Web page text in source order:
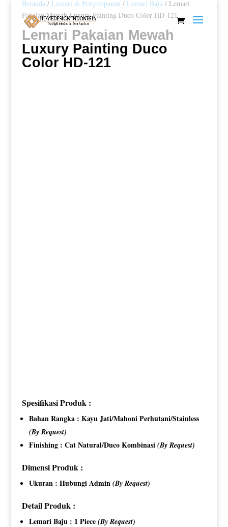
Beranda/ Lemari & Penyimpanan / Lemari Baju / Lemari
Pakaian Mewah Luxury Painting Duco Color HD-121
Lemari Pakaian Mewah
Luxury Painting Duco
Color HD-121
Spesifikasi Produk :
Bahan Rangka : Kayu Jati/Mahoni Perhutani/Stainless
(By Request)
Finishing : Cat Natural/Duco Kombinasi (By Request)
Dimensi Produk :
Ukuran : Hubungi Admin (By Request)
Detail Produk :
Lemari Baju : 1 Piece (By Request)